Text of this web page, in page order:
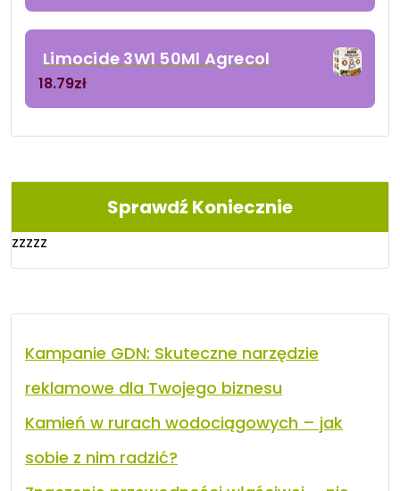
Limocide 3W1 50Ml Agrecol
18.79zł
Sprawdź Koniecznie
zzzzz
Kampanie GDN: Skuteczne narzędzie
reklamowe dla Twojego biznesu
Kamień w rurach wodociągowych – jak
sobie z nim radzić?